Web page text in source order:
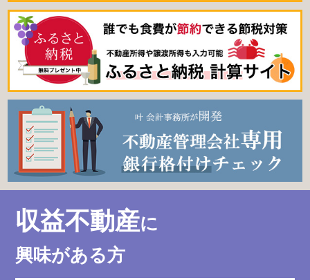
収益不動産に
興味がある方